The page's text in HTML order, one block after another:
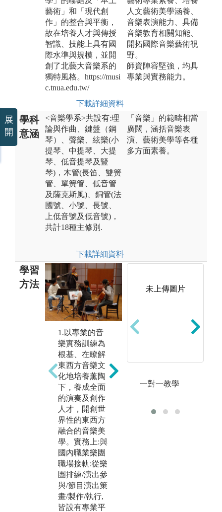
藝術」和「現代創
作」的整合與平衡，
故在培養人才與傳授
智識、技能上具有國
際水準與規模，並開
創了北藝大音樂系的
獨特風格。https://musi
c.tnua.edu.tw/
下載詳細資料
人文藝術美學涵養、
音樂表演能力、具備
音樂教育相關知能、
開拓國際音樂藝術視
野。
師資陣容堅強，均具
專業與實務能力。
學科
意涵
<音樂學系>共設有:理
論與作曲、鍵盤（鋼
琴）、聲樂、絃樂(小
提琴、中提琴、大提
琴、低音提琴及豎
琴)，木管(長笛、雙簧
管、單簧管、低音管
及薩克斯風)、銅管(法
國號、小號、長號、
上低音號及低音號)，
共計18種主修別.
下載詳細資料
「音樂」的範疇相當
廣闊，涵括音樂表
演、藝術美學等各種
多方面素養。
學習
方法
1.以專業的音
樂實務訓練為
根基、在瞭解
東西方音樂文
化地培養薰陶
下，養成全面
的演奏及創作
人才，開創世
界性的東西方
融合的音樂美
學。實務上:與
國內職業樂團
職場接軌:從樂
團排練/演出參
與/節目演出策
畫/製作/執行,
皆設有專業平
培養創作專業
音樂理論分析
音樂演奏與詮
圖解:所學理論
未上傳圖片
一對一教學
展
開